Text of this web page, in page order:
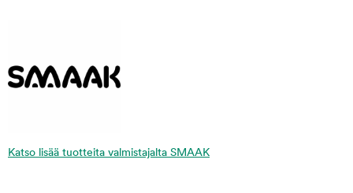
Katso lisää tuotteita valmistajalta SMAAK